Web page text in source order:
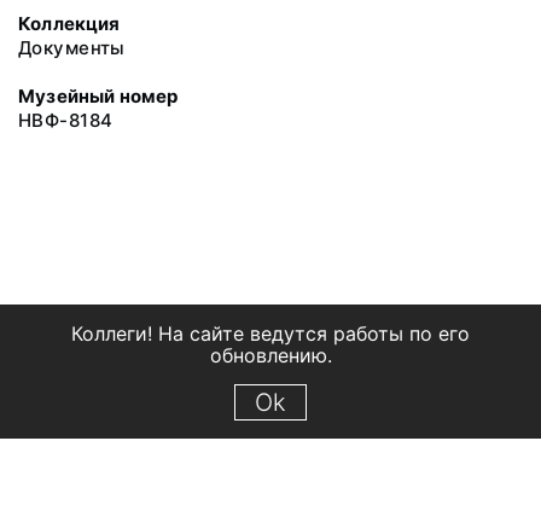
Коллекция
Документы
Музейный номер
НВФ-8184
Коллеги! На сайте ведутся работы по его
обновлению.
Ok